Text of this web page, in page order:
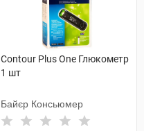
Contour Plus One Глюкометр
1 шт
Байєр Консьюмер